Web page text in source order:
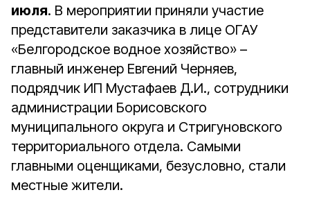
июля. В мероприятии приняли участие
представители заказчика в лице ОГАУ
«Белгородское водное хозяйство» –
главный инженер Евгений Черняев,
подрядчик ИП Мустафаев Д.И., сотрудники
администрации Борисовского
муниципального округа и Стригуновского
территориального отдела. Самыми
главными оценщиками, безусловно, стали
местные жители.